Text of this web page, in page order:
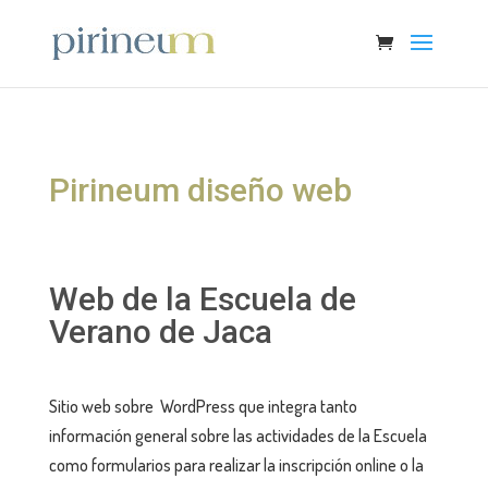
Pirineum diseño web
Web de la Escuela de
Verano de Jaca
Sitio web sobre WordPress que integra tanto
información general sobre las actividades de la Escuela
como formularios para realizar la inscripción online o la